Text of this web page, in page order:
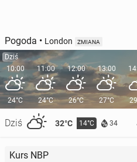
Pogoda • London ZMIANA
Dziś
10:00
24°C
Dziś 32°C 14°C 34
11:00
24°C
12:00
26°C
13:00
27°C
Kurs NBP